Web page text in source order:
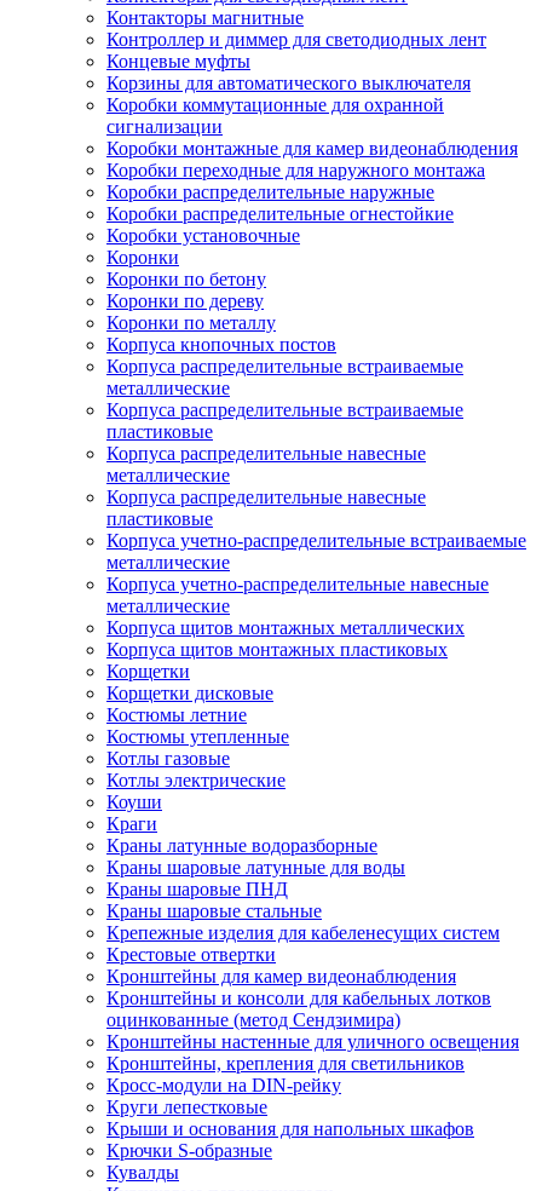
Контакторы магнитные
Контроллер и диммер для светодиодных лент
Концевые муфты
Корзины для автоматического выключателя
Коробки коммутационные для охранной
сигнализации
Коробки монтажные для камер видеонаблюдения
Коробки переходные для наружного монтажа
Коробки распределительные наружные
Коробки распределительные огнестойкие
Коробки установочные
Коронки
Коронки по бетону
Коронки по дереву
Коронки по металлу
Корпуса кнопочных постов
Корпуса распределительные встраиваемые
металлические
Корпуса распределительные встраиваемые
пластиковые
Корпуса распределительные навесные
металлические
Корпуса распределительные навесные
пластиковые
Корпуса учетно-распределительные встраиваемые
металлические
Корпуса учетно-распределительные навесные
металлические
Корпуса щитов монтажных металлических
Корпуса щитов монтажных пластиковых
Корщетки
Корщетки дисковые
Костюмы летние
Костюмы утепленные
Котлы газовые
Котлы электрические
Коуши
Краги
Краны латунные водоразборные
Краны шаровые латунные для воды
Краны шаровые ПНД
Краны шаровые стальные
Крепежные изделия для кабеленесущих систем
Крестовые отвертки
Кронштейны для камер видеонаблюдения
Кронштейны и консоли для кабельных лотков
оцинкованные (метод Сендзимира)
Кронштейны настенные для уличного освещения
Кронштейны, крепления для светильников
Кросс-модули на DIN-рейку
Круги лепестковые
Крыши и основания для напольных шкафов
Крючки S-образные
Кувалды